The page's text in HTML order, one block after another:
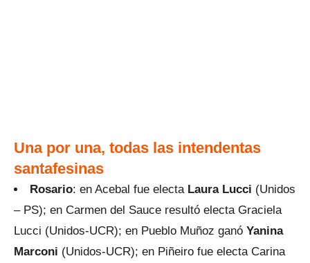
Una por una, todas las intendentas
santafesinas
Rosario: en Acebal fue electa Laura Lucci (Unidos
– PS); en Carmen del Sauce resultó electa Graciela
Lucci (Unidos-UCR); en Pueblo Muñoz ganó Yanina
Marconi (Unidos-UCR); en Piñeiro fue electa Carina